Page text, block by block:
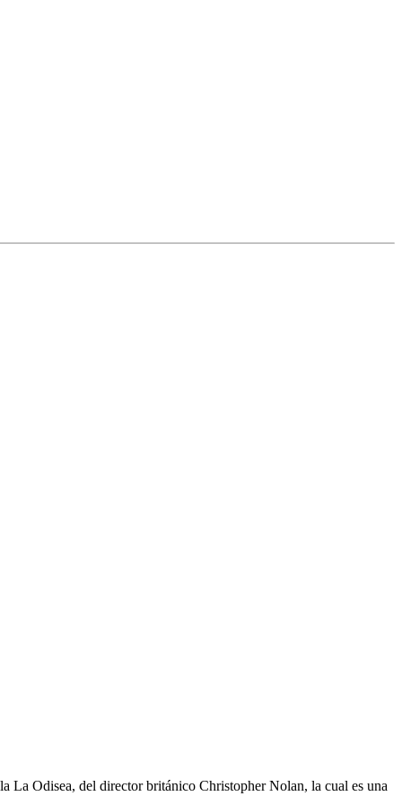
La Odisea, del director británico Christopher Nolan, la cual es una